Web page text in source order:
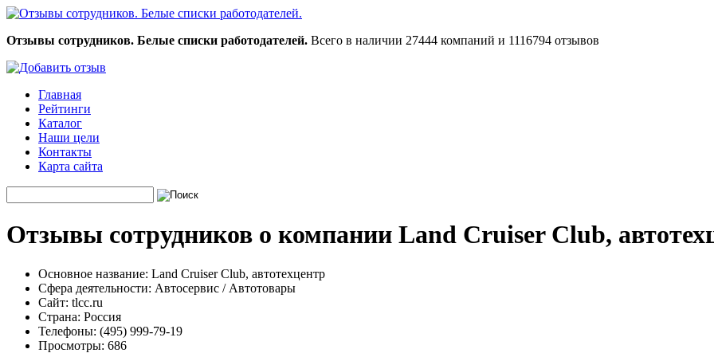
Отзывы сотрудников. Белые списки работодателей. Всего в наличии 27444 компаний и 1116794 отзывов
Главная
Рейтинги
Каталог
Наши цели
Контакты
Карта сайта
Отзывы сотрудников о компании Land Cruiser Club,
Основное название: Land Cruiser Club, автотехцентр
Сфера деятельности: Автосервис / Автотовары
Сайт: tlcc.ru
Страна: Россия
Телефоны: (495) 999-79-19
Просмотры: 686